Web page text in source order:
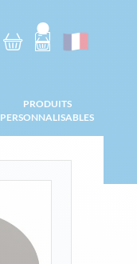
PRODUITS
PERSONNALISABLES